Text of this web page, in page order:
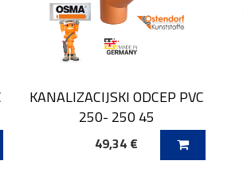
KANALIZACIJSKI ODCEP PVC
250- 250 45
49,34 €
DODAJ V KOŠARICO